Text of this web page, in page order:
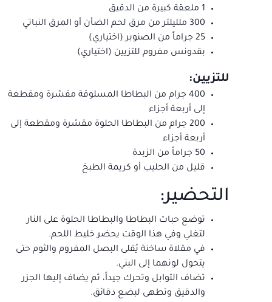
1 ملعقة كبيرة من الدقيق
300 ملليلتر من مرق لحم الضأن أو المرق النباتي
25 جراماً من الصنوبر (اختياري)
بقدونس مفروم للتزيين (اختياري)
للتزيين:
400 جرام من البطاطا المسلوقة مقشرة ومقطعة
إلى أربعة أجزاء
200 جرام من البطاطا الحلوة مقشرة ومقطعة إلى
أربعة أجزاء
50 جراماً من الزبدة
قليل من الحليب أو كريمة الطبخ
التحضير:
توضع حبات البطاطا والبطاطا الحلوة على النار
لتغلي وفي هذا الوقت يحضر خليط اللحم.
في مقلاة ساخنة يُقلى البصل المفروم والثوم حتى
يتحول لونهما إلى البني.
تضاف التوابل وتحرك جيداً، ثم يضاف إليها الجزر
والدقيق وتطهى لبضع دقائق.